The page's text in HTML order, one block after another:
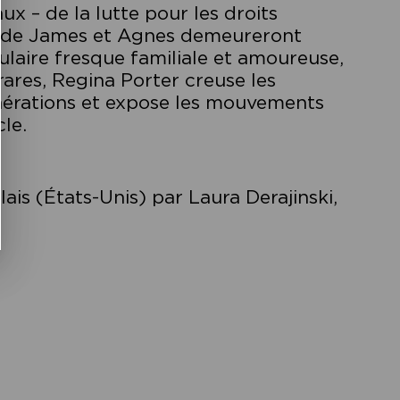
– de la lutte pour les droits
James et Agnes demeureront
fresque familiale et amoureuse,
Regina Porter creuse les
et expose les mouvements
(États-Unis) par Laura Derajinski,